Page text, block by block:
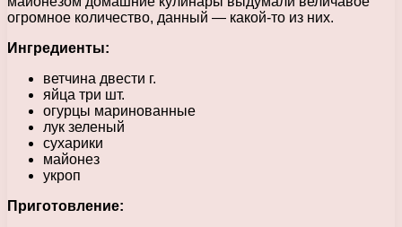
огромное количество, данный — какой-то из них.
Ингредиенты:
ветчина двести г.
яйца три шт.
огурцы маринованные
лук зеленый
сухарики
майонез
укроп
Приготовление: